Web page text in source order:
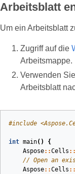
Arbeitsblatt
Um ein Arbeitsblatt
Zugriff auf die
Arbeitsmappe.
Verwenden
Arbeitsblatt
#include
int main()
{
Aspose::Cells ::
// Open an
Aspose::Cells ::